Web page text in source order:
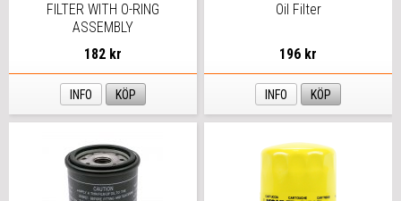
FILTER WITH O-RING
ASSEMBLY
182 kr
INFO KÖP
Oil Filter
196 kr
INFO KÖP